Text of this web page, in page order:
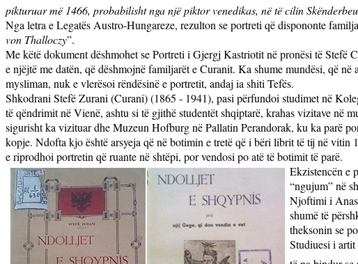
pikturuar më 1466, probabilisht nga një piktor venedikas, në të cilin
Nga letra e Legatës Austro-Hungareze, rezulton se portreti që dispononte
von Thalloczy”.
Me këtë dokument dëshmohet se Portreti i Gjergj Kastriotit në pronësi të
e njëjtë me datën, që dëshmojnë familjarët e Curanit. Ka shume mundësi, që
mysliman, nuk e vlerësoi rëndësinë e portretit, andaj ia shiti Tefës.
Shkodrani Stefë Zurani (Curani) (1865 - 1941), pasi përfundoi studimet në
të qëndrimit në Vienë, ashtu si të gjithë studentët shqiptarë, krahas vizitave në
sigurisht ka vizituar dhe Muzeun Hofburg në Pallatin Perandorak, ku ka parë
kopje. Ndofta kjo është arsyeja që në botimin e tretë që i bëri librit të tij në vitin
e riprodhoi portretin që ruante në shtëpi, por vendosi po atë të botimit të parë.
Ekzistencën e
“ngujum” në
Njoftimi i
shumë të
theksonin se
Studiuesi i